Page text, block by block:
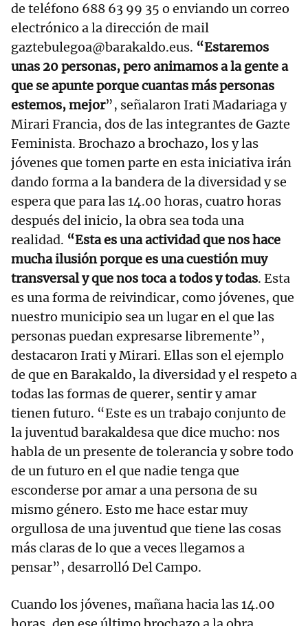
de teléfono 688 63 99 35 o enviando un correo
electrónico a la dirección de mail
gaztebulegoa@barakaldo.eus. “Estaremos
unas 20 personas, pero animamos a la gente a
que se apunte porque cuantas más personas
estemos, mejor”, señalaron Irati Madariaga y
Mirari Francia, dos de las integrantes de Gazte
Feminista. Brochazo a brochazo, los y las
jóvenes que tomen parte en esta iniciativa irán
dando forma a la bandera de la diversidad y se
espera que para las 14.00 horas, cuatro horas
después del inicio, la obra sea toda una
realidad. “Esta es una actividad que nos hace
mucha ilusión porque es una cuestión muy
transversal y que nos toca a todos y todas. Esta
es una forma de reivindicar, como jóvenes, que
nuestro municipio sea un lugar en el que las
personas puedan expresarse libremente”,
destacaron Irati y Mirari. Ellas son el ejemplo
de que en Barakaldo, la diversidad y el respeto a
todas las formas de querer, sentir y amar
tienen futuro. “Este es un trabajo conjunto de
la juventud barakaldesa que dice mucho: nos
habla de un presente de tolerancia y sobre todo
de un futuro en el que nadie tenga que
esconderse por amar a una persona de su
mismo género. Esto me hace estar muy
orgullosa de una juventud que tiene las cosas
más claras de lo que a veces llegamos a
pensar”, desarrolló Del Campo.
Cuando los jóvenes, mañana hacia las 14.00